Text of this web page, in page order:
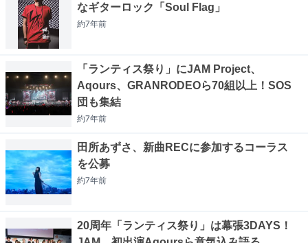
なギターロック「Soul Flag」
約7年前
「ランティス祭り」にJAM Project、
Aqours、GRANRODEOら70組以上！SOS
団も集結
約7年前
田所あずさ、新曲RECに参加するコーラス
を公募
約7年前
20周年「ランティス祭り」は幕張3DAYS！